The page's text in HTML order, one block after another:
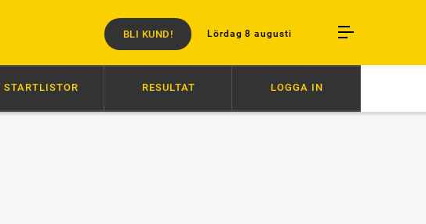
Lördag 8 augusti
BLI KUND!
09:46 GOCCIADORO DOMINERADE MUSCLE MASS DOMINERADE
STARTLISTOR RESULTAT LOGGA IN